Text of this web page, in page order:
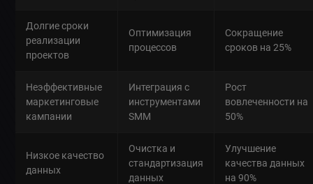
Долгие сроки
реализации
проектов
Оптимизация
процессов
Сокращение
сроков на 25%
Неэффективные
маркетинговые
кампании
Интеграция с
инструментами
SMM
Рост
вовлеченности на
50%
Низкое качество
данных
Очистка и
стандартизация
данных
Улучшение
качества данных
на 90%